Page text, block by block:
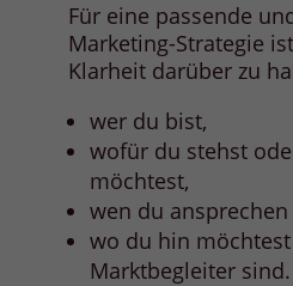
Für eine passende
Marketing-Strategie
Klarheit darüber zu
wer du bist,
wofür du stehst
möchtest,
wen du
wo du hin
Marktbegleiter sind.